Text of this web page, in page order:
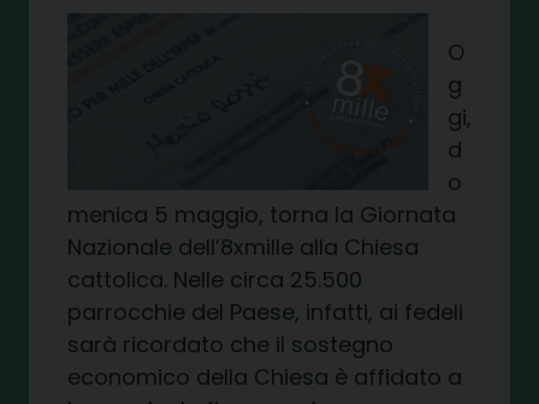
O
g
gi,
d
o
menica 5 maggio, torna la Giornata
Nazionale dell’8xmille alla Chiesa
cattolica. Nelle circa 25.500
parrocchie del Paese, infatti, ai fedeli
sarà ricordato che il sostegno
economico della Chiesa è affidato a